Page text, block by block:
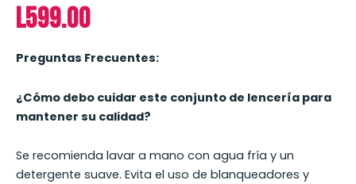
L599.00
Preguntas Frecuentes:
¿Cómo debo cuidar este conjunto de lencería para
mantener su calidad?
Se recomienda lavar a mano con agua fría y un
detergente suave. Evita el uso de blanqueadores y